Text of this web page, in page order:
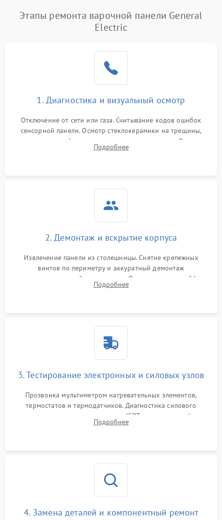
Этапы ремонта варочной панели General
Electric
1. Диагностика и визуальный осмотр
Отключение от сети или газа. Считывание кодов ошибок
сенсорной панели. Осмотр стеклокерамики на трещины,
проверка конфорок на равномерность нагрева. Опрос
клиента о симптомах (не включается, не видит посуду,
Подробнее
2. Демонтаж и вскрытие корпуса
Извлечение панели из столешницы. Снятие крепежных
винтов по периметру и аккуратный демонтаж
стеклокерамической поверхности. Отсоединение шлейфов
сенсорного блока для доступа к силовым платам, катушкам
Подробнее
3. Тестирование электронных и силовых узлов
Прозвонка мультиметром нагревательных элементов,
термостатов и термодатчиков. Диагностика силового
модуля, реле, диодных мостов и IGBT-транзисторов (для
индукции). Проверка кранов и газ-контроля (для газовых
Подробнее
4. Замена деталей и компонентный ремонт